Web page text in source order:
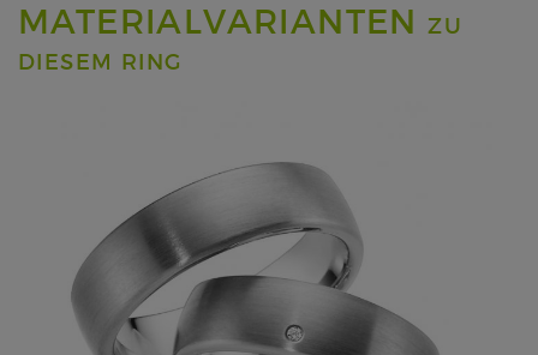
MATERIALVARIANTENZU
DIESEM RING